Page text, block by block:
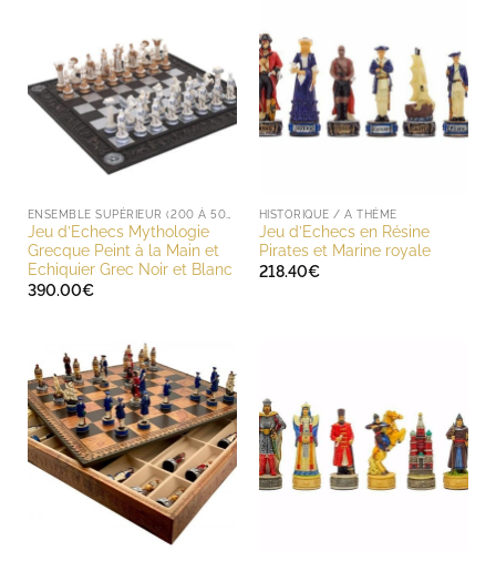
Jeu d’Echecs Mythologie
Grecque Peint à la Main et
Echiquier Grec Noir et Blanc
390.00€
HISTORIQUE / A THÈME
Jeu d’Echecs en Résine
Pirates et Marine royale
218.40€